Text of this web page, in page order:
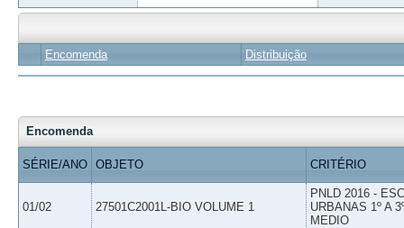
Encomenda Distribuição
Encomenda
SÉRIE/ANO OBJETO CRITÉRIO
01/02 27501C2001L-BIO VOLUME 1
PNLD 2016 -
URBANAS 1º A
MEDIO